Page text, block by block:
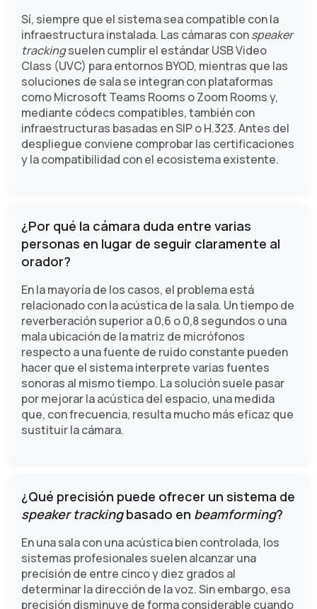
Sí, siempre que el sistema sea compatible con la
infraestructura instalada. Las cámaras conspeaker
trackingsuelen cumplir el estándar USB Video
Class (UVC) para entornos BYOD, mientras que las
soluciones de sala se integran con plataformas
como Microsoft Teams Rooms o Zoom Rooms y,
mediante códecs compatibles, también con
infraestructuras basadas en SIP o H.323. Antes del
despliegue conviene comprobar las certificaciones
y la compatibilidad con el ecosistema existente.
¿Por qué la cámara duda entre varias
personas en lugar de seguir claramente al
orador?
En la mayoría de los casos, el problema está
relacionado con la acústica de la sala. Un tiempo de
reverberación superior a 0,6 o 0,8 segundos o una
mala ubicación de la matriz de micrófonos
respecto a una fuente de ruido constante pueden
hacer que el sistema interprete varias fuentes
sonoras al mismo tiempo. La solución suele pasar
por mejorar la acústica del espacio, una medida
que, con frecuencia, resulta mucho más eficaz que
sustituir la cámara.
¿Qué precisión puede ofrecer un sistema de
speaker trackingbasado en beamforming?
En una sala con una acústica bien controlada, los
sistemas profesionales suelen alcanzar una
precisión de entre cinco y diez grados al
determinar la dirección de la voz. Sin embargo, esa
precisión disminuye de forma considerable cuando